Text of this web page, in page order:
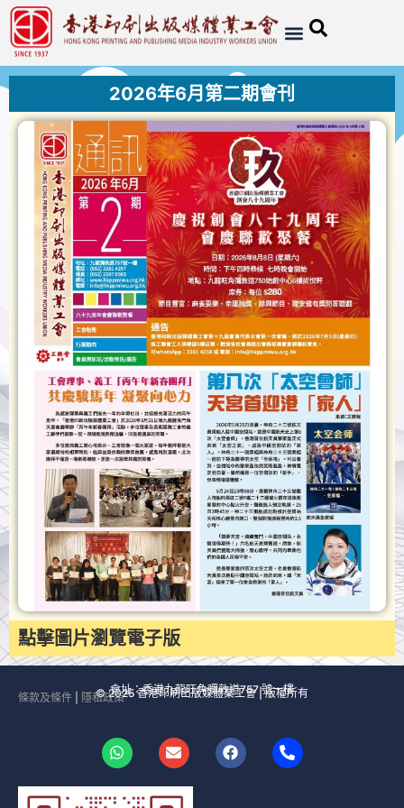
2026年6月第二期會刊
點擊圖片瀏覽電子版
© 2025 香港印刷出版媒體業工會 | 版權所有
會址：香港九龍旺角彌敦道757 號一樓
條款及條件 隱私政策